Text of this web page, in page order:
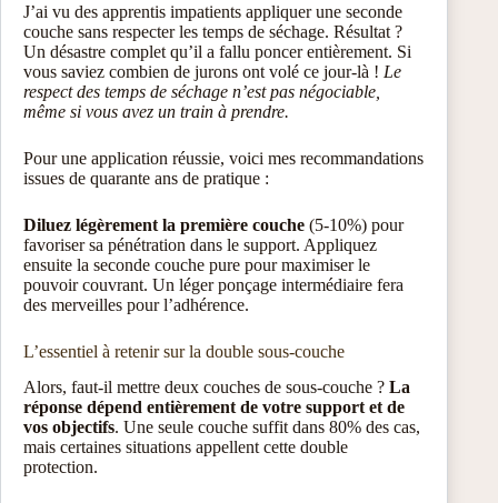
J’ai vu des apprentis impatients appliquer une seconde
couche sans respecter les temps de séchage. Résultat ?
Un désastre complet qu’il a fallu poncer entièrement. Si
vous saviez combien de jurons ont volé ce jour-là ! Le
respect des temps de séchage n’est pas négociable,
même si vous avez un train à prendre.
Pour une application réussie, voici mes recommandations
issues de quarante ans de pratique :
Diluez légèrement la première couche (5-10%) pour
favoriser sa pénétration dans le support. Appliquez
ensuite la seconde couche pure pour maximiser le
pouvoir couvrant. Un léger ponçage intermédiaire fera
des merveilles pour l’adhérence.
L’essentiel à retenir sur la double sous-couche
Alors, faut-il mettre deux couches de sous-couche ? La
réponse dépend entièrement de votre support et de
vos objectifs. Une seule couche suffit dans 80% des cas,
mais certaines situations appellent cette double
protection.